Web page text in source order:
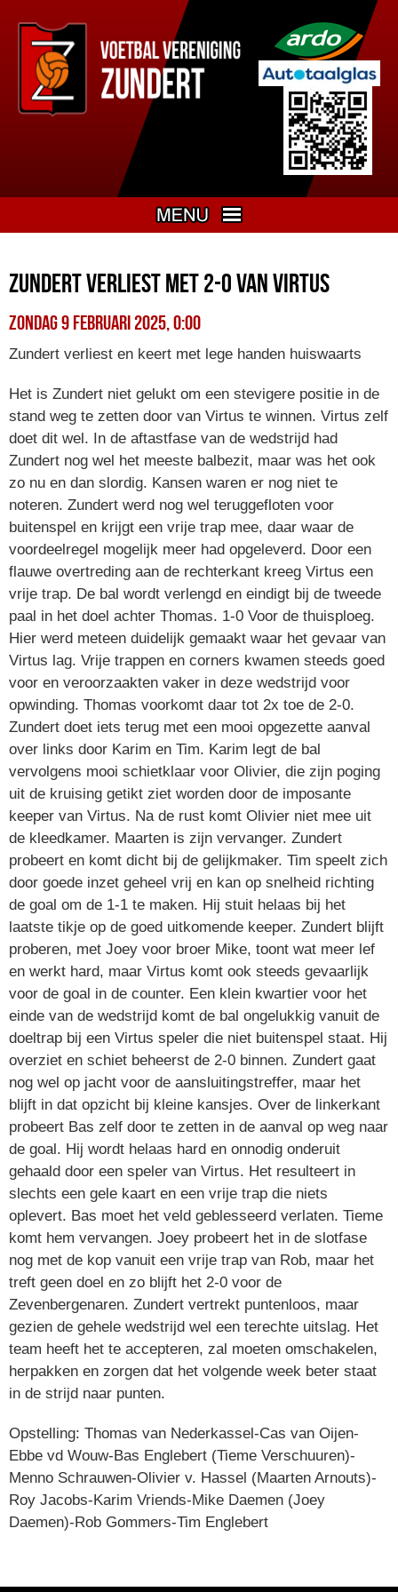
Zundert verliest met 2-0 van Virtus
zondag 9 februari 2025, 0:00
Zundert verliest en keert met lege handen huiswaarts
Het is Zundert niet gelukt om een stevigere positie in de
stand weg te zetten door van Virtus te winnen. Virtus zelf
doet dit wel. In de aftastfase van de wedstrijd had
Zundert nog wel het meeste balbezit, maar was het ook
zo nu en dan slordig. Kansen waren er nog niet te
noteren. Zundert werd nog wel teruggefloten voor
buitenspel en krijgt een vrije trap mee, daar waar de
voordeelregel mogelijk meer had opgeleverd. Door een
flauwe overtreding aan de rechterkant kreeg Virtus een
vrije trap. De bal wordt verlengd en eindigt bij de tweede
paal in het doel achter Thomas. 1-0 Voor de thuisploeg.
Hier werd meteen duidelijk gemaakt waar het gevaar van
Virtus lag. Vrije trappen en corners kwamen steeds goed
voor en veroorzaakten vaker in deze wedstrijd voor
opwinding. Thomas voorkomt daar tot 2x toe de 2-0.
Zundert doet iets terug met een mooi opgezette aanval
over links door Karim en Tim. Karim legt de bal
vervolgens mooi schietklaar voor Olivier, die zijn poging
uit de kruising getikt ziet worden door de imposante
keeper van Virtus. Na de rust komt Olivier niet mee uit
de kleedkamer. Maarten is zijn vervanger. Zundert
probeert en komt dicht bij de gelijkmaker. Tim speelt zich
door goede inzet geheel vrij en kan op snelheid richting
de goal om de 1-1 te maken. Hij stuit helaas bij het
laatste tikje op de goed uitkomende keeper. Zundert blijft
proberen, met Joey voor broer Mike, toont wat meer lef
en werkt hard, maar Virtus komt ook steeds gevaarlijk
voor de goal in de counter. Een klein kwartier voor het
einde van de wedstrijd komt de bal ongelukkig vanuit de
doeltrap bij een Virtus speler die niet buitenspel staat. Hij
overziet en schiet beheerst de 2-0 binnen. Zundert gaat
nog wel op jacht voor de aansluitingstreffer, maar het
blijft in dat opzicht bij kleine kansjes. Over de linkerkant
probeert Bas zelf door te zetten in de aanval op weg naar
de goal. Hij wordt helaas hard en onnodig onderuit
gehaald door een speler van Virtus. Het resulteert in
slechts een gele kaart en een vrije trap die niets
oplevert. Bas moet het veld geblesseerd verlaten. Tieme
komt hem vervangen. Joey probeert het in de slotfase
nog met de kop vanuit een vrije trap van Rob, maar het
treft geen doel en zo blijft het 2-0 voor de
Zevenbergenaren. Zundert vertrekt puntenloos, maar
gezien de gehele wedstrijd wel een terechte uitslag. Het
team heeft het te accepteren, zal moeten omschakelen,
herpakken en zorgen dat het volgende week beter staat
in de strijd naar punten.
Opstelling: Thomas van Nederkassel-Cas van Oijen-
Ebbe vd Wouw-Bas Englebert (Tieme Verschuuren)-
Menno Schrauwen-Olivier v. Hassel (Maarten Arnouts)-
Roy Jacobs-Karim Vriends-Mike Daemen (Joey
Daemen)-Rob Gommers-Tim Englebert